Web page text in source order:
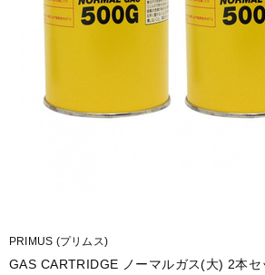
PRIMUS (プリムス)
GAS CARTRIDGE ノーマルガス(大) 2本セ